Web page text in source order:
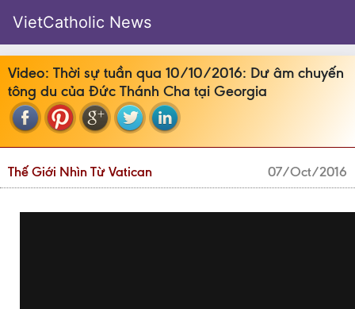
VietCatholic News
Video: Thời sự tuần qua 10/10/2016: Dư âm chuyến
tông du của Đức Thánh Cha tại Georgia
Thế Giới Nhìn Từ Vatican 07/Oct/2016